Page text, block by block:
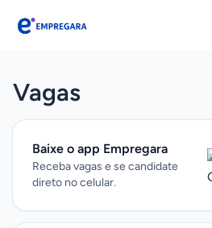
Empregara
Vagas
Baixe o app Empregara
Receba vagas e se candidate
direto no celular.